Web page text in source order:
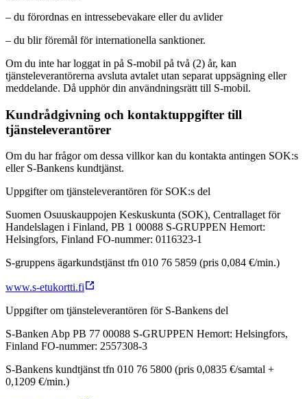
– du förordnas en intressebevakare eller du avlider
– du blir föremål för internationella sanktioner.
Om du inte har loggat in på S-mobil på två (2) år, kan
tjänsteleverantörerna avsluta avtalet utan separat uppsägning eller
meddelande. Då upphör din användningsrätt till S-mobil.
Kundrådgivning och kontaktuppgifter till
tjänsteleverantörer
Om du har frågor om dessa villkor kan du kontakta antingen SOK:s
eller S-Bankens kundtjänst.
Uppgifter om tjänsteleverantören för SOK:s del
Suomen Osuuskauppojen Keskuskunta (SOK), Centrallaget för
Handelslagen i Finland, PB 1 00088 S-GRUPPEN Hemort:
Helsingfors, Finland FO-nummer: 0116323-1
S-gruppens ägarkundstjänst tfn 010 76 5859 (pris 0,084 €/min.)
www.s-etukortti.fi
Uppgifter om tjänsteleverantören för S-Bankens del
S-Banken Abp PB 77 00088 S-GRUPPEN Hemort: Helsingfors,
Finland FO-nummer: 2557308-3
S-Bankens kundtjänst tfn 010 76 5800 (pris 0,0835 €/samtal +
0,1209 €/min.)